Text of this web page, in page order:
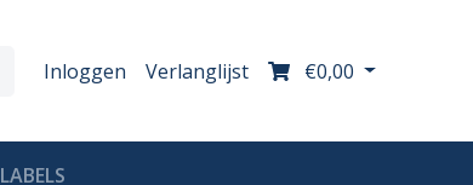
Inloggen Verlanglijst €0,00
LABELS